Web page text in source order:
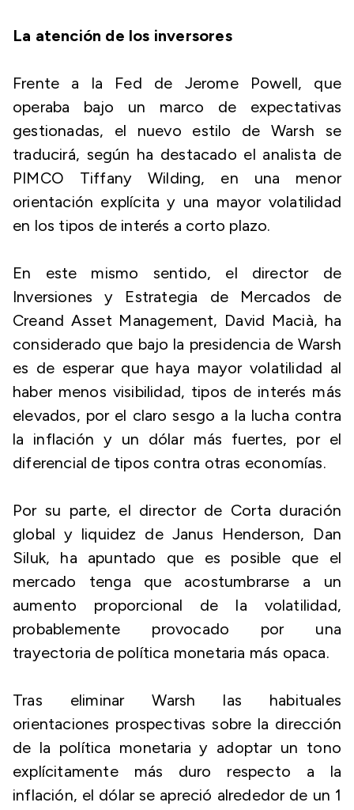
La atención de los inversores
Frente a la Fed de Jerome Powell, que
operaba bajo un marco de expectativas
gestionadas, el nuevo estilo de Warsh se
traducirá, según ha destacado el analista de
PIMCO Tiffany Wilding, en una menor
orientación explícita y una mayor volatilidad
en los tipos de interés a corto plazo.
En este mismo sentido, el director de
Inversiones y Estrategia de Mercados de
Creand Asset Management, David Macià, ha
considerado que bajo la presidencia de Warsh
es de esperar que haya mayor volatilidad al
haber menos visibilidad, tipos de interés más
elevados, por el claro sesgo a la lucha contra
la inflación y un dólar más fuertes, por el
diferencial de tipos contra otras economías.
Por su parte, el director de Corta duración
global y liquidez de Janus Henderson, Dan
Siluk, ha apuntado que es posible que el
mercado tenga que acostumbrarse a un
aumento proporcional de la volatilidad,
probablemente provocado por una
trayectoria de política monetaria más opaca.
Tras eliminar Warsh las habituales
orientaciones prospectivas sobre la dirección
de la política monetaria y adoptar un tono
explícitamente más duro respecto a la
inflación, el dólar se apreció alrededor de un 1